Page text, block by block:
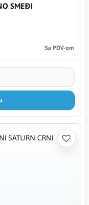
SMEĐI
Sa PDV-om